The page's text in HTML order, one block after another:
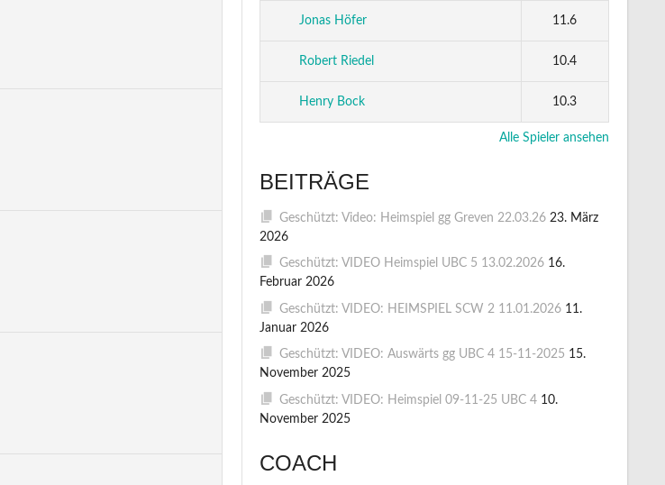
Jonas Höfer 11.6
Robert Riedel 10.4
Henry Bock 10.3
Alle Spieler ansehen
BEITRÄGE
Geschützt: Video: Heimspiel gg Greven 22.03.26 23. März
2026
Geschützt: VIDEO Heimspiel UBC 5 13.02.2026 16.
Februar 2026
Geschützt: VIDEO: HEIMSPIEL SCW 2 11.01.2026 11.
Januar 2026
Geschützt: VIDEO: Auswärts gg UBC 4 15-11-2025 15.
November 2025
Geschützt: VIDEO: Heimspiel 09-11-25 UBC 4 10.
November 2025
COACH